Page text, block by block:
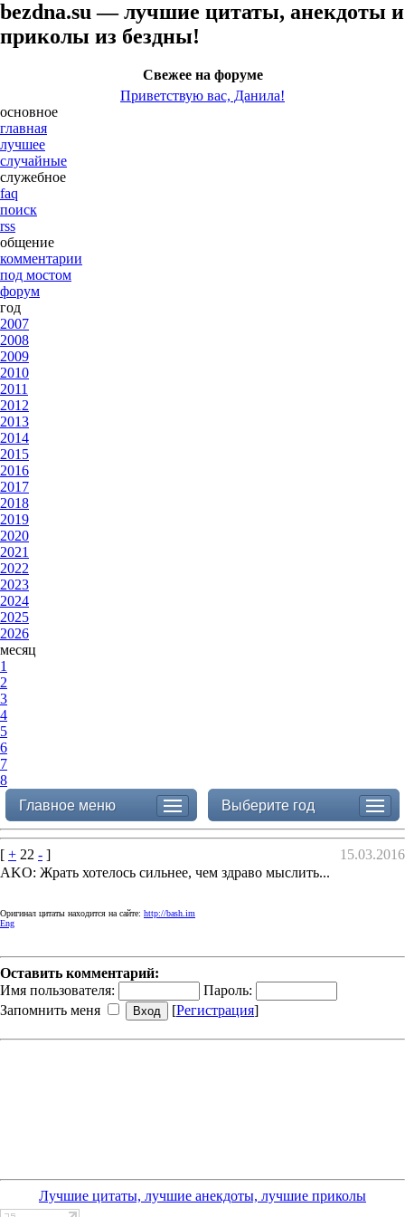
bezdna.su — лучшие цитаты, анекдоты и
приколы из бездны!
Свежее на форуме
Приветствую вас, Данила!
основное
главная
лучшее
случайные
служебное
faq
поиск
rss
общение
комментарии
под мостом
форум
год
2007
2008
2009
2010
2011
2012
2013
2014
2015
2016
2017
2018
2019
2020
2021
2022
2023
2024
2025
2026
месяц
1
2
3
4
5
6
7
8
Главное меню
Выберите год
[ + 22 - ]
15.03.2016
AKO: Жрать хотелось сильнее, чем здраво мыслить...
Оригинал цитаты находится на сайте: http://bash.im
Eng
Оставить комментарий:
Имя пользователя:
Пароль:
Запомнить меня
[Регистрация]
Лучшие цитаты, лучшие анекдоты, лучшие приколы